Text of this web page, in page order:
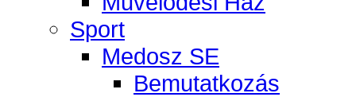
Sport
Medosz SE
Bemutatkozás